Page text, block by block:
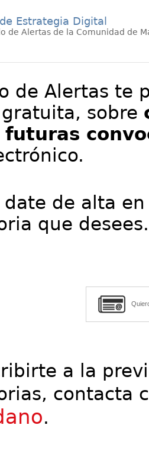
Estrategia Digital
de Alertas de la Comunidad de
de Alertas te
sobre
futuras
date de alta
que desees.
a la
contacta
.